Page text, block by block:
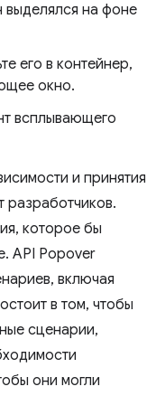
выделялся на фоне
его в контейнер,
окно.
всплывающего
и принятия
разработчиков.
которое бы
API Popover
включая
в том, чтобы
сценарии,
они могли